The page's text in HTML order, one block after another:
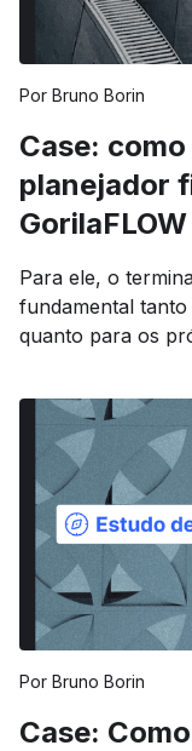
Por Bruno Borin
Case:
planejador
mercado
Para ele, o
fundamental
quanto para os
Por Bruno Borin
Case: